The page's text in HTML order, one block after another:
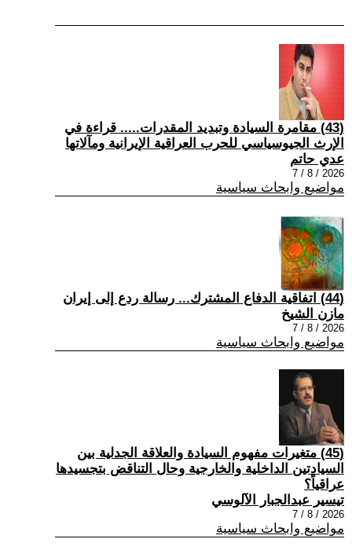
(43) مقامرة السيادة وتبديد المقدرات..... قراءة في
الإرث الجيوسياسي للحرب العراقية الإيرانية ومآلاتها
عدي حاتم
2026 / 8 / 7
مواضيع وابحاث سياسية
(44) اتفاقية الدفاع المشترك... رسالة ردع إلى إيران
مازن الشيخ
2026 / 8 / 7
مواضيع وابحاث سياسية
(45) متغيرات مفهوم السيادة والعلاقة الجدلية بين
السيادتين الداخلية والخارجية وحال التناقض بتجسيدها
عراقياً؟
تيسير عبدالجبار الآلوسي
2026 / 8 / 7
مواضيع وابحاث سياسية